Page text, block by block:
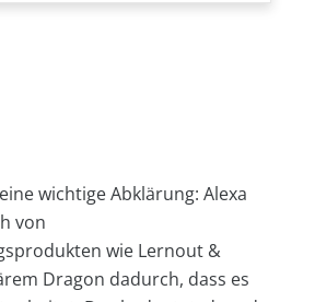
wichtige Abklärung: Alexa
von
wie Lernout &
Dragon dadurch, dass es